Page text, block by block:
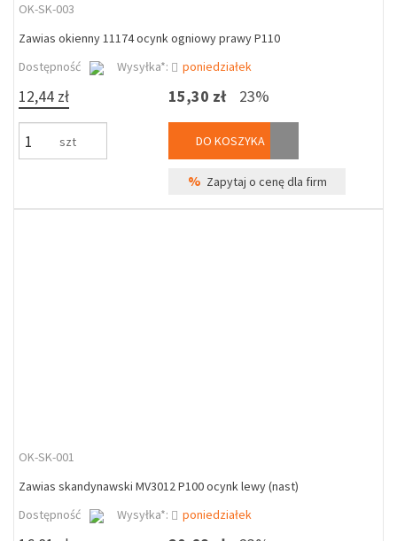
OK-SK-003
Zawias okienny 11174 ocynk ogniowy prawy P110
Dostępność
Wysyłka*: poniedziałek
12,44 zł
szt
15,30 zł 23%
DO KOSZYKA
% Zapytaj o cenę dla firm
OK-SK-001
Zawias skandynawski MV3012 P100 ocynk lewy (nast)
Dostępność
Wysyłka*: poniedziałek